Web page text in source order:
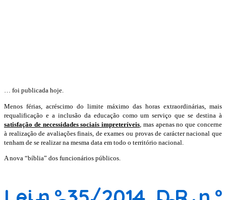
… foi publicada hoje.
Menos férias, acréscimo do limite máximo das horas extraordinárias, mais
requalificação e a inclusão da educação como um serviço que se destina à
satisfação de necessidades sociais impreteríveis , mas apenas no que concerne
à realização de avaliações finais, de exames ou provas de carácter nacional que
tenham de se realizar na mesma data em todo o território nacional.
A nova “bíblia” dos funcionários públicos.